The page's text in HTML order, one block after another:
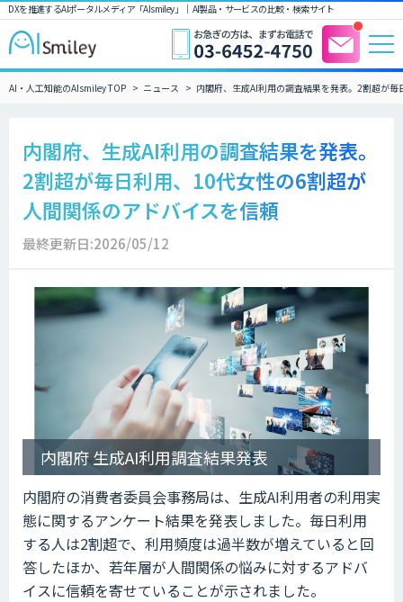
DXを推進するAIポータルメディア「AIsmiley」｜ AI製品・サービスの比較・検索サイト
AI・人工知能のAIsmiley TOP ニュース 内閣府、生成AI利用の調査結果を発表。2割超が
内閣府、生成AI利用の調査結果を発表。
2割超が毎日利用、10代女性の6割超が
人間関係のアドバイスを信頼
最終更新日:2026/05/12
内閣府 生成AI利用調査結果発表
内閣府の消費者委員会事務局は、生成AI利用者の利用実
態に関するアンケート結果を発表しました。毎日利用
する人は2割超で、利用頻度は過半数が増えていると回
答したほか、若年層が人間関係の悩みに対するアドバ
イスに信頼を寄せていることが示されました。